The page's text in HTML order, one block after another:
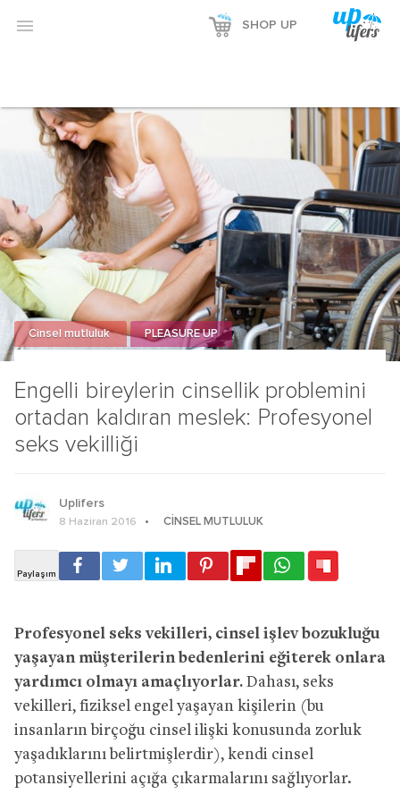
 SHOP UP
Engelli bireylerin cinsellik problemini
ortadan kaldıran meslek: Profesyonel
seks vekilliği
Cinsel mutluluk PLEASURE UP
Uplifers
8 Haziran 2016 CINSEL MUTLULUK
Profesyonel seks vekilleri, cinsel işlev bozukluğu
yaşayan müşterilerin bedenlerini eğiterek onlara
yardımcı olmayı amaçlıyorlar. Dahası, seks
vekilleri, fiziksel engel yaşayan kişilerin (bu
insanların birçoğu cinsel ilişki konusunda zorluk
yaşadıklarını belirtmişlerdir), kendi cinsel
potansiyellerini açığa çıkarmalarını sağlıyorlar.